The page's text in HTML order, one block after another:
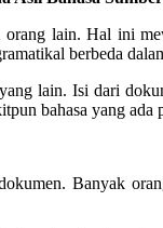
lain. Hal ini
berbeda
lain. Isi dari
bahasa yang ada
Banyak